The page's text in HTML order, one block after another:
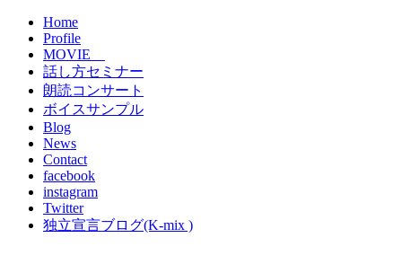
Home
Profile
MOVIE
話し方セミナー
朗読コンサート
ボイスサンプル
Blog
News
Contact
facebook
instagram
Twitter
独立宣言ブログ(K-mix )